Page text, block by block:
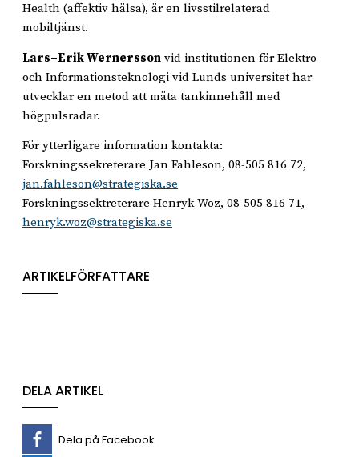
Health (affektiv hälsa), är en livsstilrelaterad
mobiltjänst.
Lars–Erik Wernersson vid institutionen för Elektro-
och Informationsteknologi vid Lunds universitet har
utvecklar en metod att mäta tankinnehåll med
högpulsradar.
För ytterligare information kontakta:
Forskningssekreterare Jan Fahleson, 08-505 816 72,
jan.fahleson@strategiska.se
Forskningssektreterare Henryk Woz, 08-505 816 71,
henryk.woz@strategiska.se
ARTIKELFÖRFATTARE
DELA ARTIKEL
Dela på Facebook